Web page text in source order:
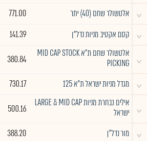
^ אלטשולר שחם (40) יתר 771.00
^ קסם אקטיב מניות נדל"ן 141.39
^
אלטשולר שחם ת"א MID CAP STOCK
PICKING
380.84
^ מגדל מניות ישראל ת"א 125 730.17
^
אילים נבחרת מניות LARGE & MID CAP
ישראל
500.16
^ מור נדל"ן 388.20